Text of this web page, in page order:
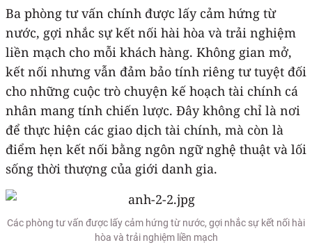
Ba phòng tư vấn chính được lấy cảm hứng từ
nước, gợi nhắc sự kết nối hài hòa và trải nghiệm
liền mạch cho mỗi khách hàng. Không gian mở,
kết nối nhưng vẫn đảm bảo tính riêng tư tuyệt đối
cho những cuộc trò chuyện kế hoạch tài chính cá
nhân mang tính chiến lược. Đây không chỉ là nơi
để thực hiện các giao dịch tài chính, mà còn là
điểm hẹn kết nối bằng ngôn ngữ nghệ thuật và lối
sống thời thượng của giới danh gia.
Các phòng tư vấn được lấy cảm hứng từ nước, gợi nhắc sự kết nối hài
hòa và trải nghiệm liền mạch